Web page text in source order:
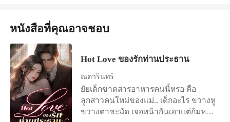
“ปาริชาต” มนต์ทิพย์กลับรู้สึกว่าทั้งหมด
ดอกสีแดงเพลิง.. ดอกไม้แห่งการระลึก
ชาติ กลิ่นหอมแรง.. ทว่ามนุษย์เดินดินหา
ได้กลิ่นไม่ ด้วยกรุ่นกลิ่นนั้นจรุงใจอยู่ใน
เพียงเทวโลก แล้วหากมีเจ้าช่อดอกสีแดง
เพลิงเป็นสื่อเล่า.. สิ่งนั้นจะเกิดขึ้นได้ไหม
หนังสือที่คุณอาจชอบ
Hot Love ของรักท่านประธาน
ณดารินทร์
ยัยเด็กขาดสารอาหารคนนี้หรอ คือ
ลูกสาวคนใหม่ของแม่.. เด็กอะไร ขวางหู
ขวางตาชะมัด เจอหน้ากันเอาแต่ก้มหน้า